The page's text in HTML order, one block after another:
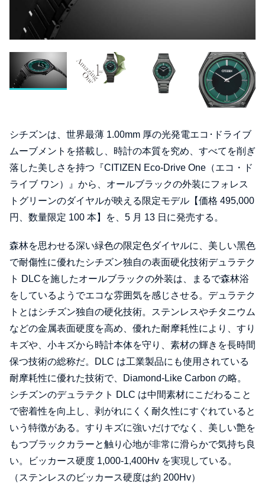
シチズンは、世界最薄 1.00mm 厚の光発電エコ･ドライブ
ムーブメントを搭載し、時計の本質を究め、すべてを削ぎ
落した美しさを持つ『CITIZEN Eco-Drive One（エコ・ド
ライブ ワン）』から、オールブラックの外装にフォレス
トグリーンのダイヤルが映える限定モデル【価格 495,000
円、数量限定 100 本】を、5 月 13 日に発売する。
森林を思わせる深い緑色の限定色ダイヤルに、美しい黑色
で耐傷性に優れたシチズン独自の表面硬化技術デュラテク
ト DLCを施したオールブラックの外装は、まるで森林浴
をしているようでエコな雰囲気を感じさせる。デュラテク
トとはシチズン独自の硬化技術。ステンレスやチタニウム
などの金属表面硬度を高め、優れた耐摩耗性により、すり
キズや、小キズから時計本体を守り、素材の輝きを⻑時間
保つ技術の総称だ。DLC は工業製品にも使用されている
耐摩耗性に優れた技術で、Diamond-Like Carbon の略。
シチズンのデュラテクト DLC は中間素材にこだわること
で密着性を向上し、剥がれにくく耐久性にすぐれていると
いう特徴がある。すりキズに強いだけでなく、美しい艶を
もつブラックカラーと触り心地が非常に滑らかで気持ち良
い。ビッカース硬度 1,000-1,400Hv を実現している。
（ステンレスのビッカース硬度は約 200Hv）